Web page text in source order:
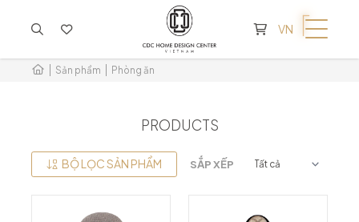
KHÔNG CÓ SẢN PHẨM TRONG GIỎ HÀNG
VN
Sản phẩm Phòng ăn
PRODUCTS
BỘ LỌC SẢN PHẨM SẮP XẾP